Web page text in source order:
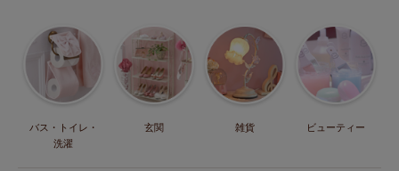
バス・トイレ・
洗濯
玄関 雑貨 ビューティー